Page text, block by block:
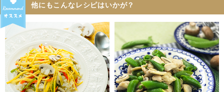
他にもこんなレシピはいかが？